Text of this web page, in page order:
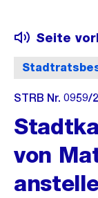
Seite
STRB Nr. 0959/
von